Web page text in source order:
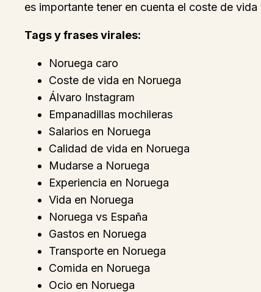
es importante tener en cuenta el coste de
Tags y frases virales:
Noruega caro
Coste de vida en Noruega
Álvaro Instagram
Empanadillas mochileras
Salarios en Noruega
Calidad de vida en Noruega
Mudarse a Noruega
Experiencia en Noruega
Vida en Noruega
Noruega vs España
Gastos en Noruega
Transporte en Noruega
Comida en Noruega
Ocio en Noruega